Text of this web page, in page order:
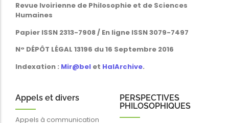
Revue Ivoirienne de Philosophie et de Sciences
Humaines
Papier ISSN 2313-7908 / En ligne ISSN 3079-7497
N° DÉPÔT LÉGAL 13196 du 16 Septembre 2016
Indexation : Mir@bel et HalArchive.
Appels et divers
Appels à communication
PERSPECTIVES
PHILOSOPHIQUES